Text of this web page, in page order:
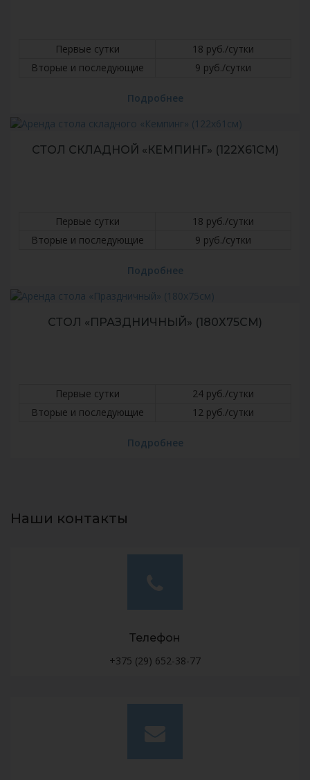
Первые сутки
18 руб./сутки
Вторые и последующие
9 руб./сутки
Подробнее
СТОЛ СКЛАДНОЙ «КЕМПИНГ» (122Х61СМ)
Первые сутки
18 руб./сутки
Вторые и последующие
9 руб./сутки
Подробнее
СТОЛ «ПРАЗДНИЧНЫЙ» (180Х75СМ)
Первые сутки
24 руб./сутки
Вторые и последующие
12 руб./сутки
Подробнее
Наши контакты
Телефон
+375 (29) 652-38-77